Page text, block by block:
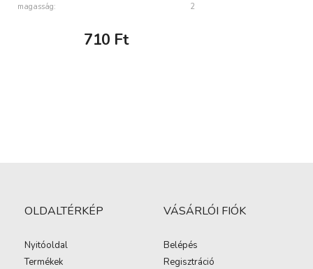
magasság:
2
710 Ft
OLDALTÉRKÉP
Nyitóoldal
Termékek
VÁSÁRLÓI FIÓK
Belépés
Regisztráció